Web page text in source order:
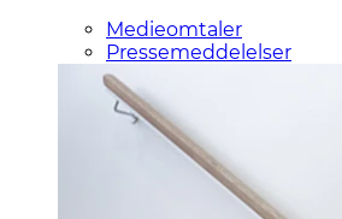
Medieomtaler
Pressemeddelelser